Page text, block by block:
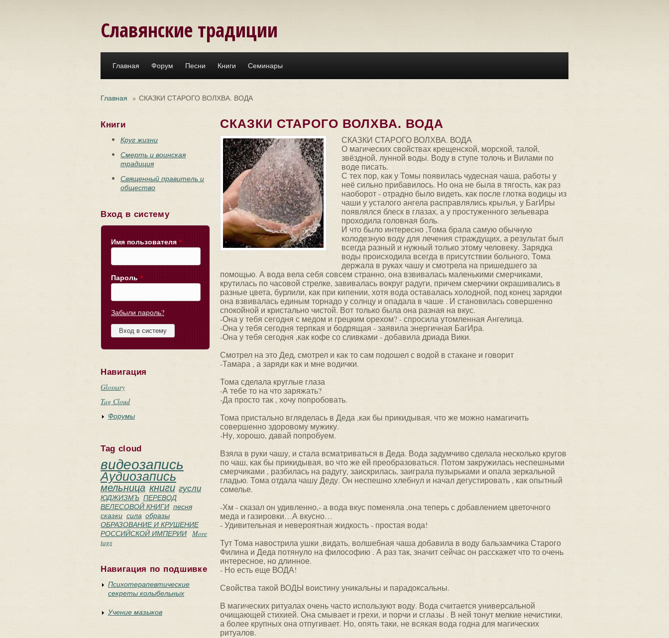
Славянские традиции
Главная Форум Песни Книги Семинары
Главная » СКАЗКИ СТАРОГО ВОЛХВА. ВОДА
Книги
Круг жизни
Смерть и воинская
традиция
Священный правитель и
общество
Вход в систему
Имя пользователя *
Пароль *
Забыли пароль?
Навигация
Glossary
Tag Cloud
Форумы
Tag cloud
видеозапись
Аудиозапись
мельница книги гусли
ЮДЖИЗМЪ ПЕРЕВОД
ВЕЛЕСОВОЙ КНИГИ песня
сказки сила образы
ОБРАЗОВАНИЕ И КРУШЕНИЕ
РОССИЙСКОЙ ИМПЕРИИ More
tags
Навигация по подшивке
Психотерапевтические
секреты колыбельных
Учение мазыков
СКАЗКИ СТАРОГО ВОЛХВА. ВОДА
СКАЗКИ СТАРОГО ВОЛХВА. ВОДА
О магических свойствах крещенской, морской, талой,
звёздной, лунной воды. Воду в ступе толочь и Вилами по
воде писать.
С тех пор, как у Томы появилась чудесная чаша, работы у
неё сильно прибавилось. Но она не была в тягость, как раз
наоборот - отрадно было видеть, как после глотка водицы из
чаши у усталого ангела расправлялись крылья, у БагИры
появлялся блеск в глазах, а у простуженного зельевара
проходила головная боль.
И что было интересно ,Тома брала самую обычную
колодезную воду для лечения страждущих, а результат был
всегда разный и нужный только этому человеку. Зарядка
воды происходила всегда в присутствии больного, Тома
держала в руках чашу и смотрела на пришедшего за
помощью. А вода вела себя совсем странно, она взвивалась маленькими смерчиками,
крутилась по часовой стрелке, завивалась вокруг радуги, причем смерчики окрашивались в
разные цвета, бурлили, как при кипении, хотя вода оставалась холодной, под конец зарядки
она взвивалась единым торнадо у солнцу и опадала в чаше . И становилась совершенно
спокойной и кристально чистой. Вот только была она разная на вкус.
-Она у тебя сегодня с медом и грецким орехом? - спросила утомленная Ангелица.
-Она у тебя сегодня терпкая и бодрящая - заявила энергичная БагИра.
-Она у тебя сегодня ,как кофе со сливками - добавила дриада Вики.
Смотрел на это Дед, смотрел и как то сам подошел с водой в стакане и говорит
-Тамара , а заряди как и мне водички.
Тома сделала круглые глаза
-А тебе то на что заряжать?
-Да просто так , хочу попробовать.
Тома пристально вгляделась в Деда ,как бы прикидывая, что же можно намагичить
совершенно здоровому мужику.
-Ну, хорошо, давай попробуем.
Взяла в руки чашу, и стала всматриваться в Деда. Вода задумчиво сделала несколько кругов
по чаш, как бы прикидывая, во что же ей преобразоваться. Потом закружилась неспешными
смерчиками , разбилась на радугу, заискрилась, заиграла пузырьками и опала зеркальной
гладью. Тома отдала чашу Деду. Он неспешно хлебнул и начал дегустировать , как опытный
сомелье.
-Хм - сказал он удивленно,- а вода вкус поменяла ,она теперь с добавлением цветочного
меда и газировки…А вкусно…
- Удивительная и невероятная жидкость - простая вода!
Тут Тома навострила ушки ,видать, волшебная чаша добавила в воду бальзамчика Старого
Филина и Деда потянуло на философию . А раз так, значит сейчас он расскажет что то очень
интересное, но длинное.
- Но есть еще ВОДА!
Свойства такой ВОДЫ воистину уникальны и парадоксальны.
В магических ритуалах очень часто используют воду. Вода считается универсальной
очищающей стихией. Она смывает и грехи, и порчи и сглазы . В ней тонут мелкие нечистики,
а более крупных она отпугивает. Но, опять таки, не всякая вода годна для магических
ритуалов.